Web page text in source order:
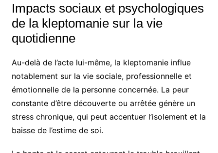
Impacts sociaux et psychologiques
de la kleptomanie sur la vie
quotidienne
Au-delà de l’acte lui-même, la kleptomanie influe
notablement sur la vie sociale, professionnelle et
émotionnelle de la personne concernée. La peur
constante d’être découverte ou arrêtée génère un
stress chronique, qui peut accentuer l’isolement et la
baisse de l’estime de soi.